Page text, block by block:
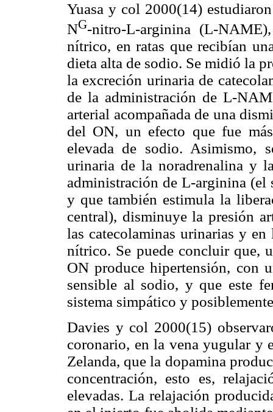
Yuasa y col 2000(14)
NG-nitro-L-arginina (L-
nítrico, en ratas que recibían
dieta alta de sodio. Se midió la
la excreción urinaria de
de la administración de L-
arterial acompañada de una
del ON, un efecto que fue
elevada de sodio. Asimismo,
urinaria de la noradrenalina y
administración de L-arginina
y que también estimula la
central), disminuye la presión
las catecolaminas urinarias y
nítrico. Se puede concluir que,
ON produce hipertensión, con
sensible al sodio, y que este
sistema simpático y
Davies y col 2000(15)
coronario, en la vena yugular y
Zelanda, que la dopamina
concentración, esto es,
elevadas. La relajación